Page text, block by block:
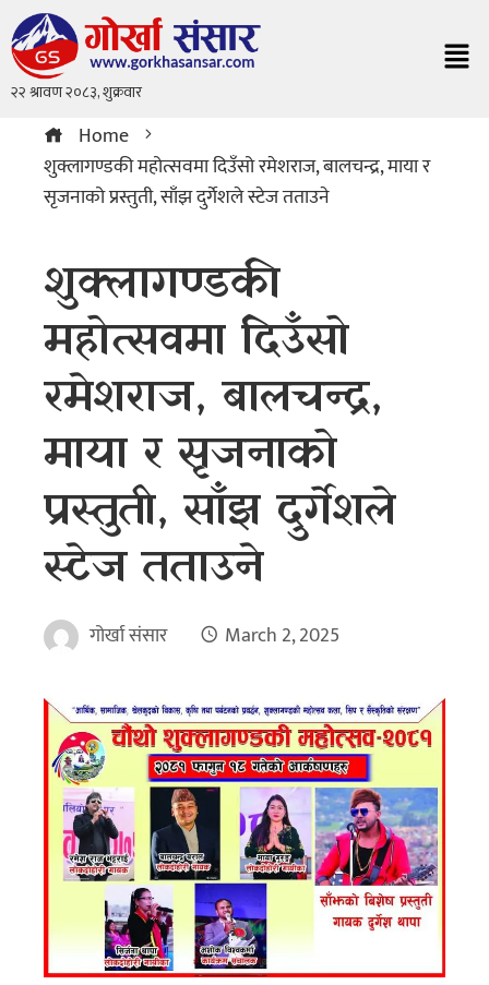
Home
शुक्लागण्डकी महोत्सवमा दिउँसो रमेशराज, बालचन्द्र, माया र
सृजनाको प्रस्तुती, साँझ दुर्गेशले स्टेज तताउने
शुक्लागण्डकी
महोत्सवमा दिउँसो
रमेशराज, बालचन्द्र,
माया र सृजनाको
प्रस्तुती, साँझ दुर्गेशले
स्टेज तताउने
गोर्खा संसार March 2, 2025